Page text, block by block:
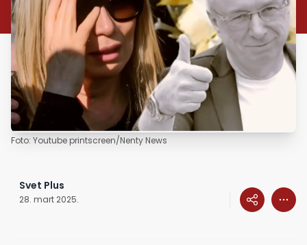
Foto: Youtube printscreen/Nenty News
Svet Plus
28. mart 2025.